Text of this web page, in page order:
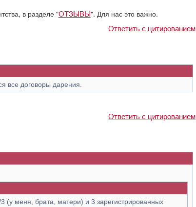
в разделе "ОТЗЫВЫ". Для нас это важно.
Ответить с цитированием
все договоры дарения.
Ответить с цитированием
(у меня, брата, матери) и 3 зарегистрированных